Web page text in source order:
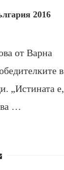
2016
от Варна
в
„Истината е,
…